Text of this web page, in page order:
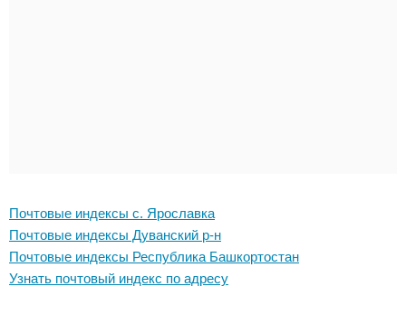
Почтовые индексы с. Ярославка
Почтовые индексы Дуванский р-н
Почтовые индексы Республика Башкортостан
Узнать почтовый индекс по адресу